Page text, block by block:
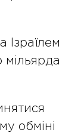
Ізраїлем
обміні